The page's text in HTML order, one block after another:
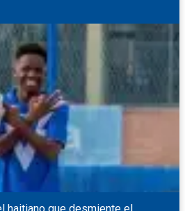
haitiano que desmiente el